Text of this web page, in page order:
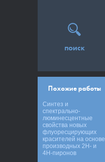
поиск
Похожие работы
Синтез и
спектрально-
люминесцентные
свойства новых
флуоресцирующих
красителей на основе
производных 2H- и
4H-пиронов